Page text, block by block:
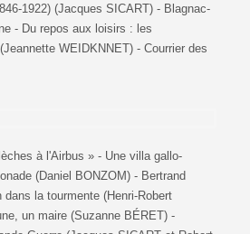
1922) (Jacques SICART) - Blagnac-
- Du repos aux loisirs : les
WEIDKNNET) - Courrier des
à l'Airbus » - Une villa gallo-
(Daniel BONZOM) - Bertrand
dans la tourmente (Henri-Robert
un maire (Suzanne BÉRET) -